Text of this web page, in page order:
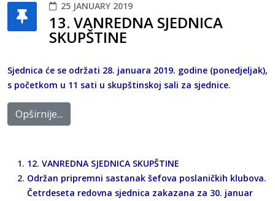
25 JANUARY 2019
13. VANREDNA SJEDNICA
SKUPŠTINE
Sjednica će se održati 28. januara 2019. godine (ponedjeljak),
s početkom u 11 sati u skupštinskoj sali za sjednice.
Opširnije...
12. VANREDNA SJEDNICA SKUPŠTINE
Održan pripremni sastanak šefova poslaničkih klubova.
Četrdeseta redovna sjednica zakazana za 30. januar